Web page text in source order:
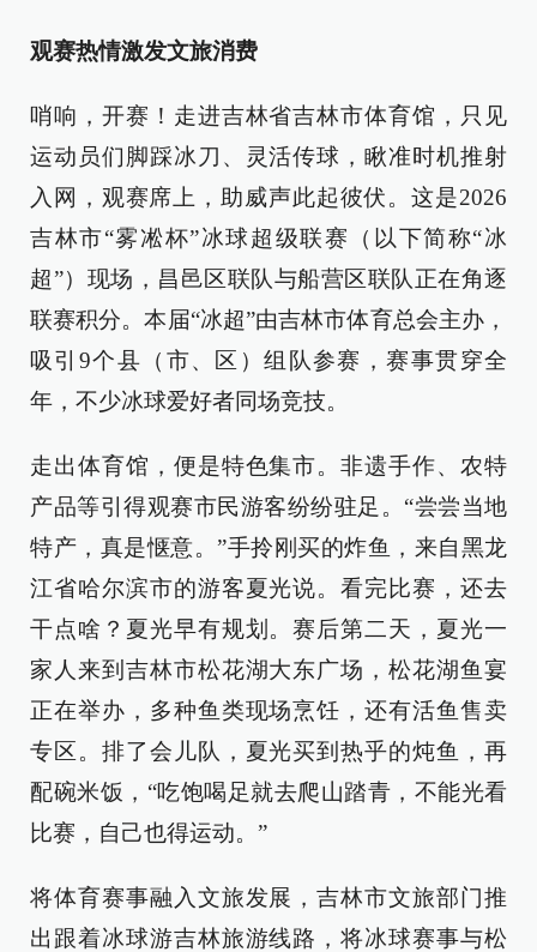
观赛热情激发文旅消费
哨响，开赛！走进吉林省吉林市体育馆，只见
运动员们脚踩冰刀、灵活传球，瞅准时机推射
入网，观赛席上，助威声此起彼伏。这是2026
吉林市“雾凇杯”冰球超级联赛（以下简称“冰
超”）现场，昌邑区联队与船营区联队正在角逐
联赛积分。本届“冰超”由吉林市体育总会主办，
吸引9个县（市、区）组队参赛，赛事贯穿全
年，不少冰球爱好者同场竞技。
走出体育馆，便是特色集市。非遗手作、农特
产品等引得观赛市民游客纷纷驻足。“尝尝当地
特产，真是惬意。”手拎刚买的炸鱼，来自黑龙
江省哈尔滨市的游客夏光说。看完比赛，还去
干点啥？夏光早有规划。赛后第二天，夏光一
家人来到吉林市松花湖大东广场，松花湖鱼宴
正在举办，多种鱼类现场烹饪，还有活鱼售卖
专区。排了会儿队，夏光买到热乎的炖鱼，再
配碗米饭，“吃饱喝足就去爬山踏青，不能光看
比赛，自己也得运动。”
将体育赛事融入文旅发展，吉林市文旅部门推
出跟着冰球游吉林旅游线路，将冰球赛事与松